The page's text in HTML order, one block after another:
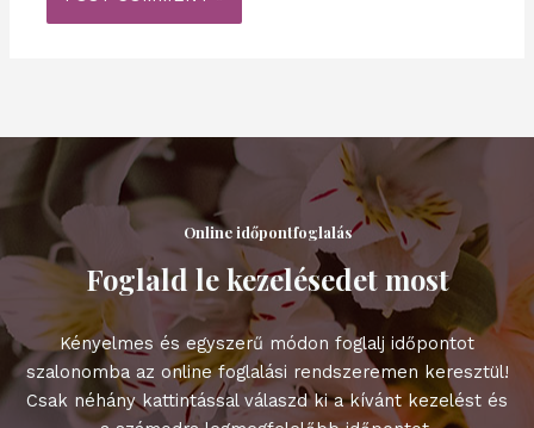
Online időpontfoglalás
Foglald le kezelésedet most
Kényelmes és egyszerű módon foglalj időpontot
szalonomba az online foglalási rendszeremen keresztül!
Csak néhány kattintással válaszd ki a kívánt kezelést és